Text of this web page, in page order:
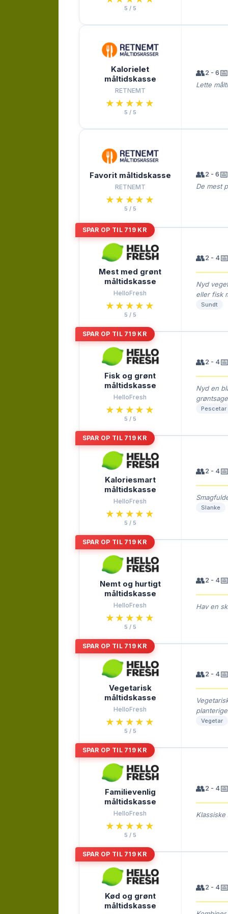
5 / 5
Kalorielet
måltidskasse
RETNEMT
★★★★★
★★★★★
5 / 5
👥2 - 6📅
Lette
Favorit måltidskasse
RETNEMT
★★★★★
★★★★★
5 / 5
👥2 - 6📅
De mest
SPAR OP TIL 719 KR
Mest med grønt
måltidskasse
HelloFresh
★★★★★
★★★★★
5 / 5
👥2 - 4📅
Nyd
eller fisk
Sundt
SPAR OP TIL 719 KR
Fisk og grønt
måltidskasse
HelloFresh
★★★★★
★★★★★
5 / 5
👥2 - 4📅
Nyd en
Pescetar
SPAR OP TIL 719 KR
Kaloriesmart
måltidskasse
HelloFresh
★★★★★
★★★★★
5 / 5
👥2 - 4📅
Slanke
SPAR OP TIL 719 KR
Nemt og hurtigt
måltidskasse
HelloFresh
★★★★★
★★★★★
5 / 5
👥2 - 4📅
Hav en
SPAR OP TIL 719 KR
Vegetarisk
måltidskasse
HelloFresh
★★★★★
★★★★★
5 / 5
👥2 - 4📅
Vegetar
SPAR OP TIL 719 KR
Familievenlig
måltidskasse
HelloFresh
★★★★★
★★★★★
5 / 5
👥2 - 4📅
SPAR OP TIL 719 KR
Kød og grønt
måltidskasse
👥2 - 4📅